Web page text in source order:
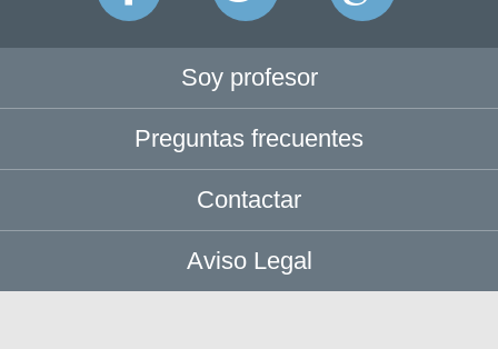
Soy profesor
Preguntas frecuentes
Contactar
Aviso Legal